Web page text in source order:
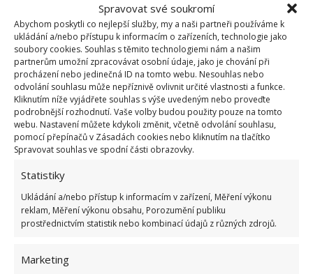
Spravovat své soukromí
Abychom poskytli co nejlepší služby, my a naši partneři používáme k
ukládání a/nebo přístupu k informacím o zařízeních, technologie jako
soubory cookies. Souhlas s těmito technologiemi nám a našim
partnerům umožní zpracovávat osobní údaje, jako je chování při
procházení nebo jedinečná ID na tomto webu. Nesouhlas nebo
odvolání souhlasu může nepříznivě ovlivnit určité vlastnosti a funkce.
Kliknutím níže vyjádřete souhlas s výše uvedeným nebo proveďte
podrobnější rozhodnutí. Vaše volby budou použity pouze na tomto
webu. Nastavení můžete kdykoli změnit, včetně odvolání souhlasu,
pomocí přepínačů v Zásadách cookies nebo kliknutím na tlačítko
Spravovat souhlas ve spodní části obrazovky.
Statistiky
Ukládání a/nebo přístup k informacím v zařízení, Měření výkonu
reklam, Měření výkonu obsahu, Porozumění publiku
prostřednictvím statistik nebo kombinací údajů z různých zdrojů.
Marketing
nesekání trávy. Záleží i na prostředku a lokaci
1.6.2026
Kvíz na téma pionýrské tábory za socialismu:
Kdo je zažil, bez problému získá 12 ze 12 bodů
12.5.2026
Test znalostí o každodenní realitě za
komunismu: 10 retro otázek ukáže, kdo má
Retro kvíz o oblíbených autech v dobách